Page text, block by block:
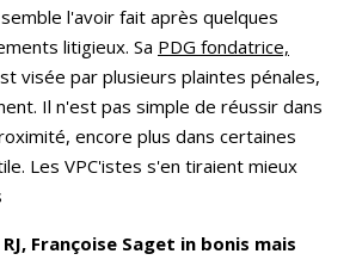
l'avoir fait après quelques
litigieux. Sa PDG fondatrice,
visée par plusieurs plaintes pénales,
Il n'est pas simple de réussir dans
encore plus dans certaines
Les VPC'istes s'en tiraient mieux
Françoise Saget in bonis mais